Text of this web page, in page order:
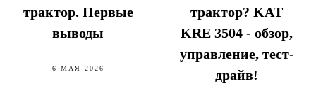
трактор. Первые
выводы
6 МАЯ 2026
трактор? KAT
KRE 3504 - обзор,
управление, тест-
драйв!